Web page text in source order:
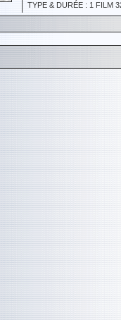
TYPE & DURÉE : 1 FILM